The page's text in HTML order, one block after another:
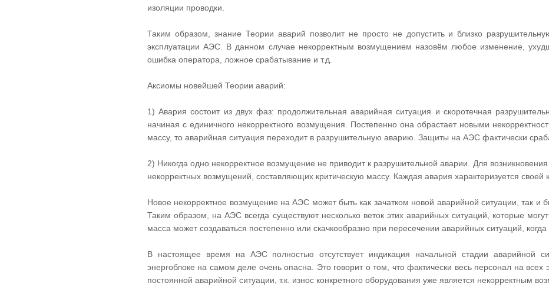
изоляции проводки.
Таким образом, знание Теории аварий позволит не просто не допустить и близко
эксплуатации АЭС. В данном случае некорректным возмущением назовём любое изменение,
ошибка оператора, ложное срабатывание и т.д.
Аксиомы новейшей Теории аварий:
1) Авария состоит из двух фаз: продолжительная аварийная ситуация и скоротечная
начиная с единичного некорректного возмущения. Постепенно она обрастает новыми
массу, то аварийная ситуация переходит в разрушительную аварию. Защиты на АЭС фактически
2) Никогда одно некорректное возмущение не приводит к разрушительной аварии. Для
некорректных возмущений, составляющих критическую массу. Каждая авария характеризуется своей
Новое некорректное возмущение на АЭС может быть как зачатком новой аварийной ситуации, так
Таким образом, на АЭС всегда существуют несколько веток этих аварийных ситуаций, которые
масса может создаваться постепенно или скачкообразно при пересечении аварийных ситуаций,
В настоящее время на АЭС полностью отсутствует индикация начальной стадии аварийной
энергоблоке на самом деле очень опасна. Это говорит о том, что фактически весь персонал на
постоянной аварийной ситуации, т.к. износ конкретного оборудования уже является некорректным